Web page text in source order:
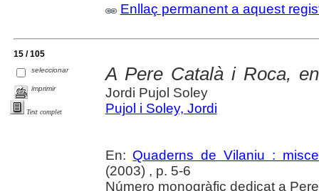
Enllaç permanent a aquest
15 / 105
seleccionar
imprimir
Text complet
A Pere Català i Roca,
Jordi Pujol Soley
Pujol i Soley, Jordi
En: Quaderns de Vilaniu :
(2003) , p. 5-6
Número monogràfic dedicat a